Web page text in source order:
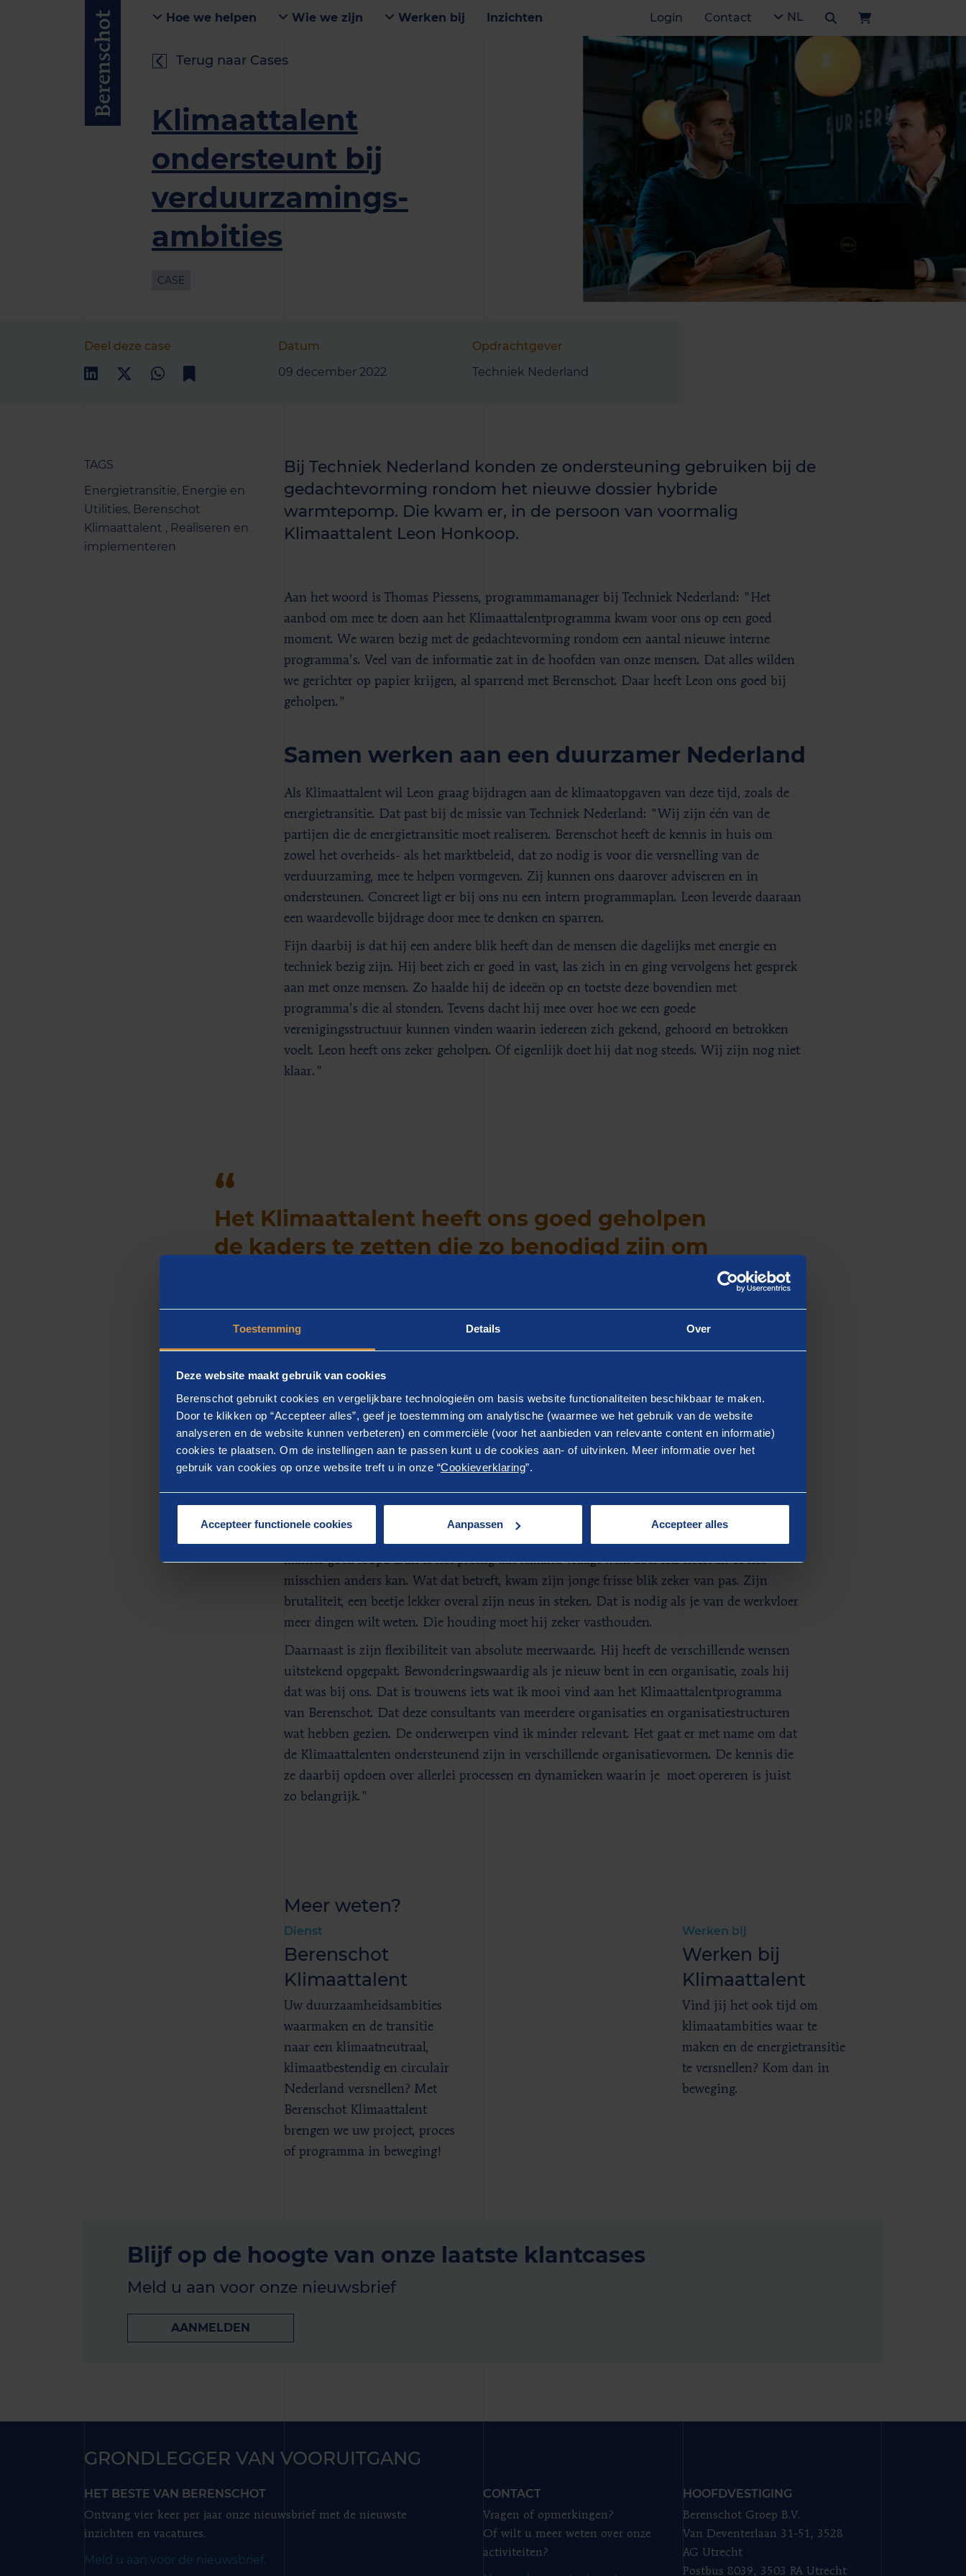
Toestemming Details Over
Deze website maakt gebruik van cookies
Berenschot gebruikt cookies en vergelijkbare technologieën om basis website functionaliteiten beschikbaar te maken.
Door te klikken op “Accepteer alles”, geef je toestemming om analytische (waarmee we het gebruik van de website
analyseren en de website kunnen verbeteren) en commerciële (voor het aanbieden van relevante content en informatie)
cookies te plaatsen. Om de instellingen aan te passen kunt u de cookies aan- of uitvinken. Meer informatie over het
gebruik van cookies op onze website treft u in onze “Cookieverklaring”.
Accepteer functionele cookies Aanpassen Accepteer alles
Hoe we helpen Wie we zijn Werken bij Inzichten Login Contact NL
Terug naar Cases
Klimaattalent
ondersteunt bij
verduurzamings­
ambities
CASE
Deel deze case
Datum
09 december 2022
Opdrachtgever
Techniek Nederland
TAGS
Energietransitie, Energie en
Utilities, Berenschot
Klimaattalent , Realiseren en
implementeren
Bij Techniek Nederland konden ze ondersteuning gebruiken bij de
gedachtevorming rondom het nieuwe dossier hybride
warmtepomp. Die kwam er, in de persoon van voormalig
Klimaattalent Leon Honkoop.
Aan het woord is Thomas Piessens, programmamanager bij Techniek Nederland: "Het
aanbod om mee te doen aan het Klimaattalentprogramma kwam voor ons op een goed
moment. We waren bezig met de gedachtevorming rondom een aantal nieuwe interne
programma’s. Veel van de informatie zat in de hoofden van onze mensen. Dat alles wilden
we gerichter op papier krijgen, al sparrend met Berenschot. Daar heeft Leon ons goed bij
geholpen."
Samen werken aan een duurzamer Nederland
Als Klimaattalent wil Leon graag bijdragen aan de klimaatopgaven van deze tijd, zoals de
energietransitie. Dat past bij de missie van Techniek Nederland: "Wij zijn één van de
partijen die de energietransitie moet realiseren. Berenschot heeft de kennis in huis om
zowel het overheids- als het marktbeleid, dat zo nodig is voor die versnelling van de
verduurzaming, mee te helpen vormgeven. Zij kunnen ons daarover adviseren en in
ondersteunen. Concreet ligt er bij ons nu een intern programmaplan. Leon leverde daaraan
een waardevolle bijdrage door mee te denken en sparren.
Fijn daarbij is dat hij een andere blik heeft dan de mensen die dagelijks met energie en
techniek bezig zijn. Hij beet zich er goed in vast, las zich in en ging vervolgens het gesprek
aan met onze mensen. Zo haalde hij de ideeën op en toetste deze bovendien met
programma’s die al stonden. Tevens dacht hij mee over hoe we een goede
verenigingsstructuur kunnen vinden waarin iedereen zich gekend, gehoord en betrokken
voelt. Leon heeft ons zeker geholpen. Of eigenlijk doet hij dat nog steeds. Wij zijn nog niet
klaar."
Het Klimaattalent heeft ons goed geholpen
de kaders te zetten die zo benodigd zijn om
Thomas Piessens, programmamanager Techniek Nederland
Kennis van het speelveld
operationaliseringsslag klaar. Wat ons hielp, is dat Leon de kritische vragen durft te stellen.
manier goed loopt. Dan is het prettig dat iemand vraagt welk doel iets heeft en of het
misschien anders kan. Wat dat betreft, kwam zijn jonge frisse blik zeker van pas. Zijn
brutaliteit, een beetje lekker overal zijn neus in steken. Dat is nodig als je van de werkvloer
meer dingen wilt weten. Die houding moet hij zeker vasthouden.
Daarnaast is zijn flexibiliteit van absolute meerwaarde. Hij heeft de verschillende wensen
uitstekend opgepakt. Bewonderingswaardig als je nieuw bent in een organisatie, zoals hij
dat was bij ons. Dat is trouwens iets wat ik mooi vind aan het Klimaattalentprogramma
van Berenschot. Dat deze consultants van meerdere organisaties en organisatiestructuren
wat hebben gezien. De onderwerpen vind ik minder relevant. Het gaat er met name om dat
de Klimaattalenten ondersteunend zijn in verschillende organisatievormen. De kennis die
ze daarbij opdoen over allerlei processen en dynamieken waarin je moet opereren is juist
zo belangrijk."
Meer weten?
Dienst
Berenschot
Klimaattalent
Uw duurzaamheidsambities
waarmaken en de transitie
naar een klimaatneutraal,
klimaatbestendig en circulair
Nederland versnellen? Met
Berenschot Klimaattalent
brengen we uw project, proces
of programma in beweging!
Werken bij
Werken bij
Klimaattalent
Vind jij het ook tijd om
klimaatambities waar te
maken en de energietransitie
te versnellen? Kom dan in
beweging.
Blijf op de hoogte van onze laatste klantcases
Meld u aan voor onze nieuwsbrief
AANMELDEN
GRONDLEGGER VAN VOORUITGANG
HET BESTE VAN BERENSCHOT
Ontvang vier keer per jaar onze nieuwsbrief met de nieuwste
inzichten en vacatures.
Meld u aan voor de nieuwsbrief.
CONTACT
Vragen of opmerkingen?
Of wilt u meer weten over onze
activiteiten?
HOOFDVESTIGING
Berenschot Groep B.V.
Van Deventerlaan 31-51, 3528
AG Utrecht
Postbus 8039, 3503 RA Utrecht